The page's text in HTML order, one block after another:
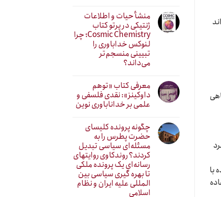
با
منشأ حیات و اطلاعات
ژنتیکی در پرتو کتاب
Cosmic Chemistry؛ چرا
لنوکس خداباوری را
تبیینی منسجم‌تر
می‌داند؟
معرفی کتاب «توهم
داوکینز»: نقدی فلسفی و
علمی بر خداناباوری نوین
چگونه پرونده کلیسای
حضرت پطرس را به
مسئله‌ای سیاسی تبدیل
کردند؟ روندکاوی روایتهای
رسانه‌ایِ یک پرونده ملکی
تا بهره گیری سیاسی بین
المللی علیه ایران و نظام
اسلامی